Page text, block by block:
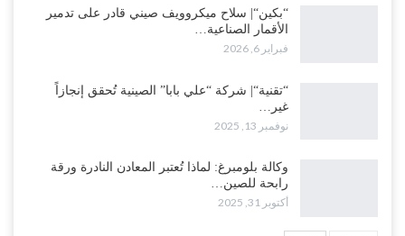
“بكين“| سلاح ميكروويف صيني قادر على تدمير
الأقمار الصناعية…
فبراير 6, 2026
“تقنية“| شركة “علي بابا” الصينية تُحقق إنجازاً
غير…
نوفمبر 13, 2025
وكالة بلومبرغ: لماذا تُعتبر المعادن النادرة ورقة
رابحة للصين…
أكتوبر 31, 2025